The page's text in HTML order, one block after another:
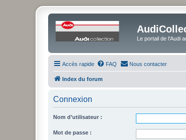
Le portail de l'Audi
Accès rapide FAQ Nous contacter
Index du forum
Connexion
Nom d’utilisateur :
Mot de passe :